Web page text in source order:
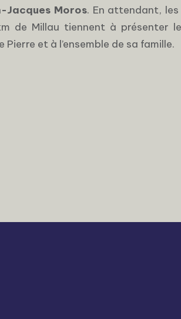
Jacques Moros. En attendant, les
de Millau tiennent à présenter
et à l’ensemble de sa famille.